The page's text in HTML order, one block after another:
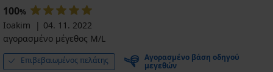
€
από
πουκάμισο
MEN-
A
με...
56,99
100%
Ioakim
04. 11. 2022
αγορασμένο μέγεθος M/L
Επιβεβαιωμένος πελάτης
Αγορασμένο βάση οδηγού
μεγεθών